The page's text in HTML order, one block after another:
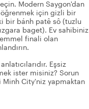
Modern Saygon'dan
öğrenmek için gizli bir
bir bánh patê sô (tuzlu
baget). Ev sahibiniz
finali olan
Eşsiz
ister misiniz? Sorun
City'niz yapmaktan